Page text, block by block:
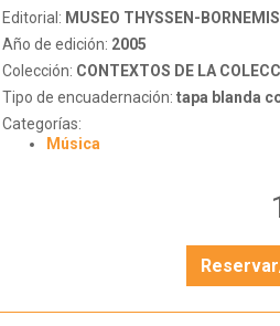
Editorial: MUSEO THYSSEN-
Año de edición: 2005
Colección: CONTEXTOS DE LA COLECCIÓN
Tipo de encuadernación: tapa blanda
Categorías:
Música